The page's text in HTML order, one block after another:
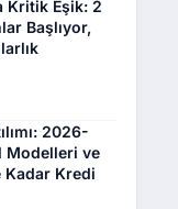
Kritik Eşik: 2
Başlıyor,
2026-
Modelleri ve
Kadar Kredi